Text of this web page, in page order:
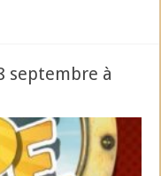
septembre à